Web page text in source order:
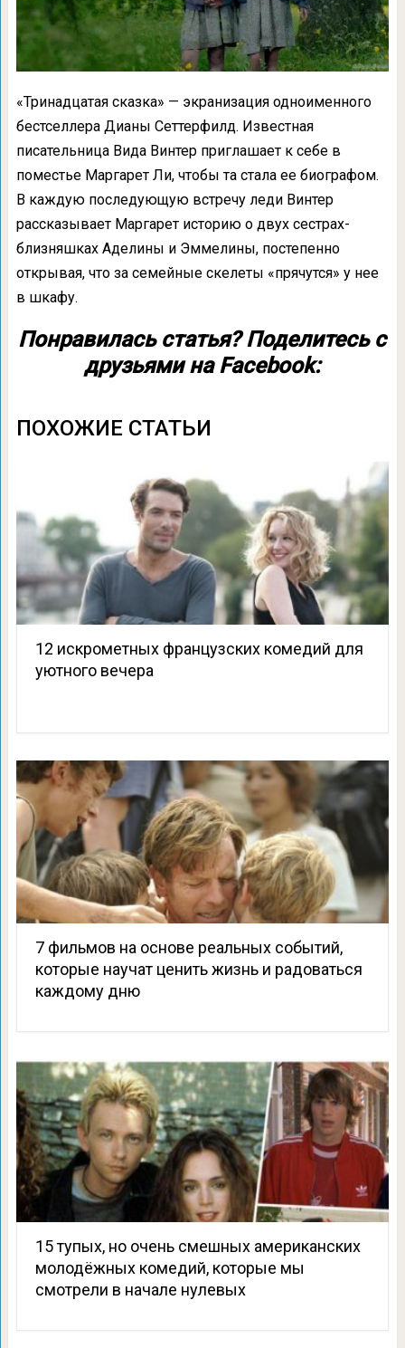
«Тринадцатая сказка» — экранизация одноименного
бестселлера Дианы Сеттерфилд. Известная
писательница Вида Винтер приглашает к себе в
поместье Маргарет Ли, чтобы та стала ее биографом.
В каждую последующую встречу леди Винтер
рассказывает Маргарет историю о двух сестрах-
близняшках Аделины и Эммелины, постепенно
открывая, что за семейные скелеты «прячутся» у нее
в шкафу.
Понравилась статья? Поделитесь с
друзьями на Facebook:
ПОХОЖИЕ СТАТЬИ
12 искрометных французских комедий для
уютного вечера
7 фильмов на основе реальных событий,
которые научат ценить жизнь и радоваться
каждому дню
15 тупых, но очень смешных американских
молодёжных комедий, которые мы
смотрели в начале нулевых